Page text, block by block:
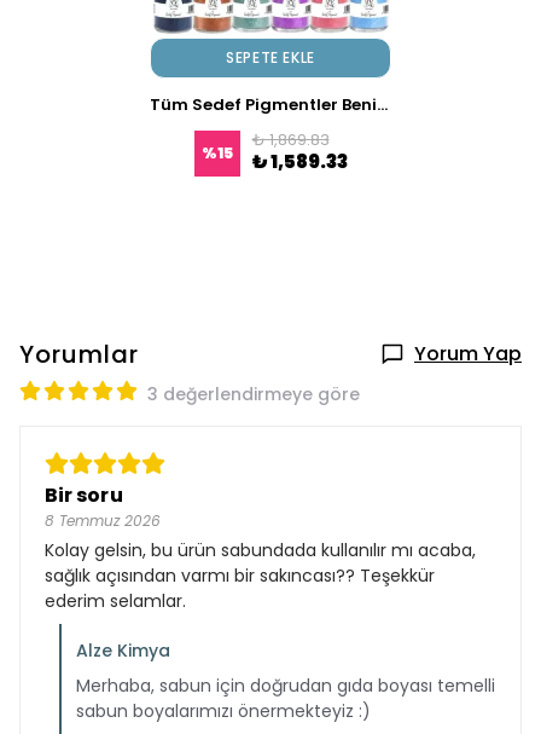
SEPETE EKLE
Tüm Sedef Pigmentler Benim Olsun 17x10 gr
%15
₺ 1,869.83
₺ 1,589.33
Yorumlar Yorum Yap
3 değerlendirmeye göre
Bir soru
8 Temmuz 2026
Kolay gelsin, bu ürün sabundada kullanılır mı acaba,
sağlık açısından varmı bir sakıncası?? Teşekkür
ederim selamlar.
Alze Kimya
Merhaba, sabun için doğrudan gıda boyası temelli
sabun boyalarımızı önermekteyiz :)